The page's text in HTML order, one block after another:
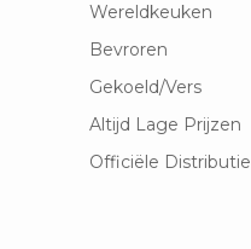
Wereldkeuken
Bevroren
Gekoeld/Vers
Altijd Lage Prijzen
Officiële Distributie